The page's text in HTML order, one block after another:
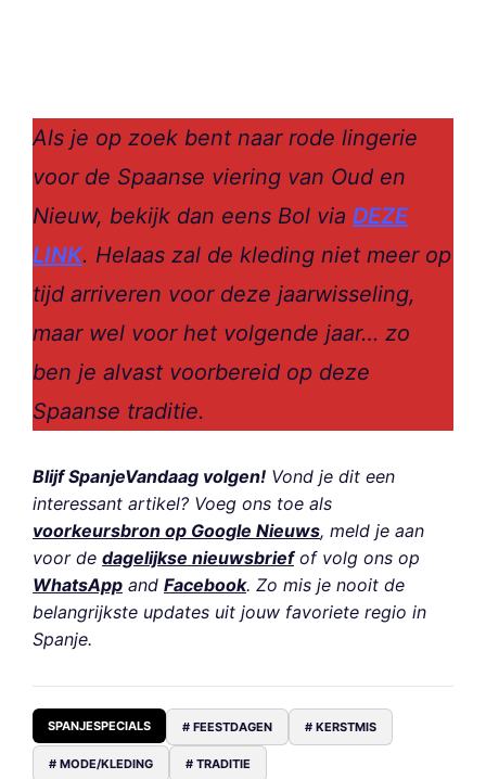
Als je op zoek bent naar rode lingerie
voor de Spaanse viering van Oud en
Nieuw, bekijk dan eens Bol via DEZE
LINK. Helaas zal de kleding niet meer op
tijd arriveren voor deze jaarwisseling,
maar wel voor het volgende jaar… zo
ben je alvast voorbereid op deze
Spaanse traditie.
Blijf SpanjeVandaag volgen! Vond je dit een
interessant artikel? Voeg ons toe als
voorkeursbron op Google Nieuws, meld je aan
voor de dagelijkse nieuwsbriefof volg ons op
WhatsApp and Facebook. Zo mis je nooit de
belangrijkste updates uit jouw favoriete regio in
Spanje.
SPANJESPECIALS # FEESTDAGEN # KERSTMIS
# MODE/KLEDING # TRADITIE